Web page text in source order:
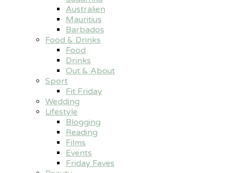
Australien
Mauritius
Barbados
Food & Drinks
Food
Drinks
Out & About
Sport
Fit Friday
Wedding
Lifestyle
Blogging
Reading
Films
Events
Friday Faves